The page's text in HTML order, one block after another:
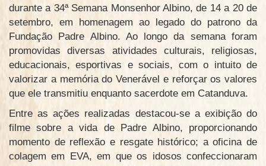
durante a 34ª Semana Monsenhor Albino, de 14 a 20 de
setembro, em homenagem ao legado do patrono da
Fundação Padre Albino. Ao longo da semana foram
promovidas diversas atividades culturais, religiosas,
educacionais, esportivas e sociais, com o intuito de
valorizar a memória do Venerável e reforçar os valores
que ele transmitiu enquanto sacerdote em Catanduva.
Entre as ações realizadas destacou-se a exibição do
filme sobre a vida de Padre Albino, proporcionando
momento de reflexão e resgate histórico; a oficina de
colagem em EVA, em que os idosos confeccionaram